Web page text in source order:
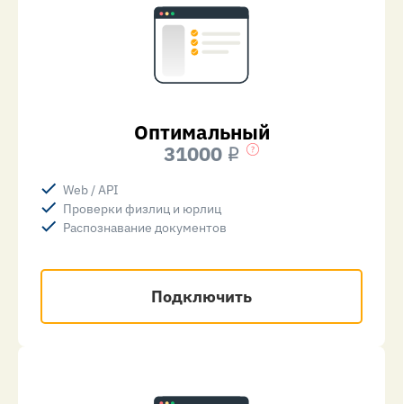
Оптимальный
31000 i
Web / API
Проверки физлиц и юрлиц
Распознавание документов
Подключить